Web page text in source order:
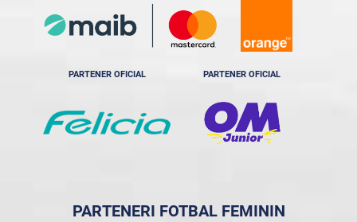
PARTENER OFICIAL PARTENER OFICIAL
PARTENERI FOTBAL FEMININ